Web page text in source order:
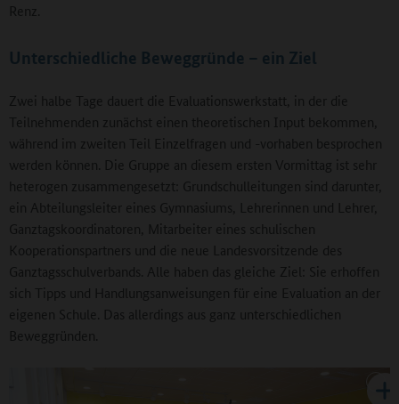
Renz.
Unterschiedliche Beweggründe – ein Ziel
Zwei halbe Tage dauert die Evaluationswerkstatt, in der die
Teilnehmenden zunächst einen theoretischen Input bekommen,
während im zweiten Teil Einzelfragen und -vorhaben besprochen
werden können. Die Gruppe an diesem ersten Vormittag ist sehr
heterogen zusammengesetzt: Grundschulleitungen sind darunter,
ein Abteilungsleiter eines Gymnasiums, Lehrerinnen und Lehrer,
Ganztagskoordinatoren, Mitarbeiter eines schulischen
Kooperationspartners und die neue Landesvorsitzende des
Ganztagsschulverbands. Alle haben das gleiche Ziel: Sie erhoffen
sich Tipps und Handlungsanweisungen für eine Evaluation an der
eigenen Schule. Das allerdings aus ganz unterschiedlichen
Beweggründen.